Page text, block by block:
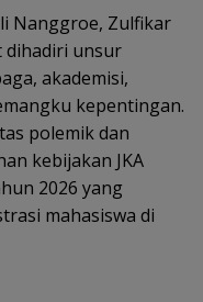
Nanggroe, Zulfikar
dihadiri unsur
akademisi,
kepentingan.
polemik dan
kebijakan JKA
2026 yang
mahasiswa di